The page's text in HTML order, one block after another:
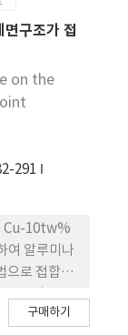
구조가 접
on the
291
Cu-10tw%
여 알루미나
으로 접합하
10tw% Ti
구매하기